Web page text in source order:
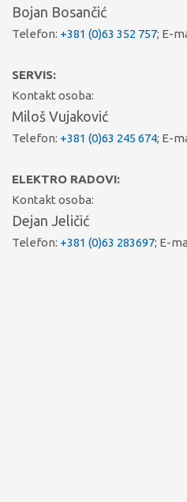
Bojan Bosančić
Telefon: +381 (0)63 352 757; E-
SERVIS:
Kontakt osoba:
Miloš Vujaković
Telefon: +381 (0)63 245 674; E-
ELEKTRO RADOVI:
Kontakt osoba:
Dejan Jeličić
Telefon: +381 (0)63 283697; E-